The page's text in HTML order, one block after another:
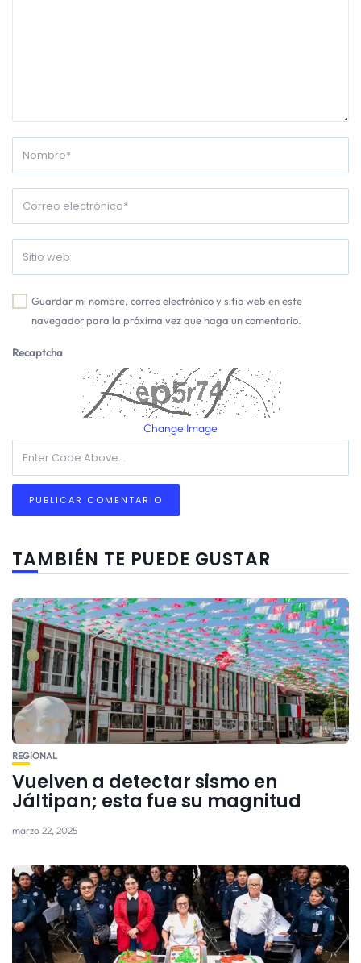
Guardar mi nombre, correo electrónico y sitio web en este
navegador para la próxima vez que haga un comentario.
Recaptcha
Change Image
TAMBIÉN TE PUEDE GUSTAR
REGIONAL
Vuelven a detectar sismo en
Jáltipan; esta fue su magnitud
marzo 22, 2025